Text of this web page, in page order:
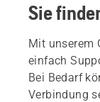
Sie
Mit unserem
einfach
Bei Bedarf
Verbindung